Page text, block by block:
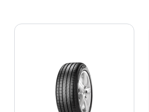
PZERO
PZ4(*)